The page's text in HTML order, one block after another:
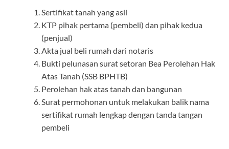
Sertifikat tanah yang asli
KTP pihak pertama (pembeli) dan pihak kedua
(penjual)
Akta jual beli rumah dari notaris
Bukti pelunasan surat setoran Bea Perolehan Hak
Atas Tanah (SSB BPHTB)
Perolehan hak atas tanah dan bangunan
Surat permohonan untuk melakukan balik nama
sertifikat rumah lengkap dengan tanda tangan
pembeli